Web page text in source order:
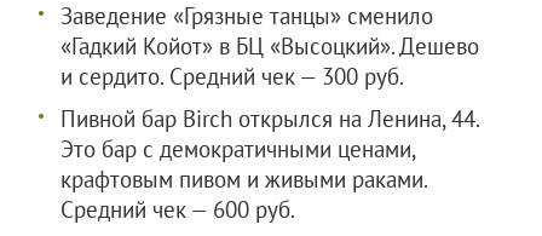
Заведение «Грязные танцы» сменило
«Гадкий Койот» в БЦ «Высоцкий». Дешево
и сердито. Средний чек — 300 руб.
Пивной бар Birch открылся на Ленина, 44.
Это бар с демократичными ценами,
крафтовым пивом и живыми раками.
Средний чек — 600 руб.